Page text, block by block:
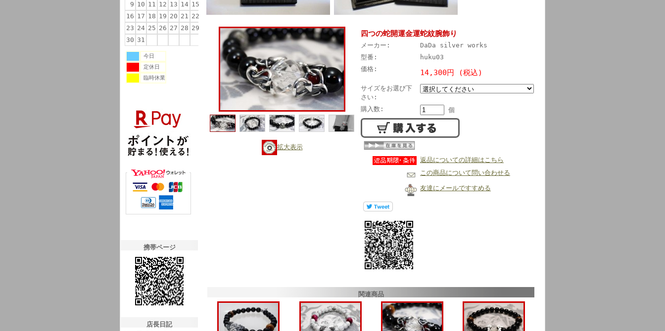
9 10 11 12 13 14 15
16 17 18 19 20 21 22
23 24 25 26 27 28 29
30 31
今日
定休日
臨時休業
携帯ページ
店長日記
拡大表示
四つの蛇開運金運蛇紋腕飾り
メーカー:
DaDa silver works
型番:
huku03
価格:
14,300円 (税込)
サイズをお選び下
さい:
購入数:
個
返品についての詳細はこちら
この商品について問い合わせる
友達にメールですすめる
関連商品